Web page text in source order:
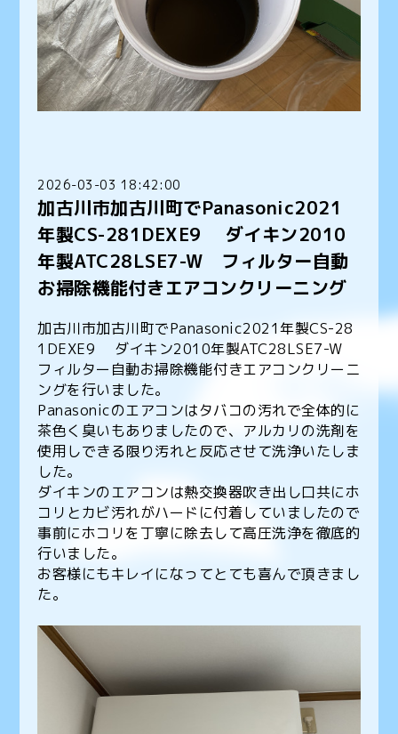
2026-03-03 18:42:00
加古川市加古川町でPanasonic2021
年製CS-281DEXE9 ダイキン2010
年製ATC28LSE7-W フィルター自動
お掃除機能付きエアコンクリーニング
加古川市加古川町でPanasonic2021年製CS-28
1DEXE9 ダイキン2010年製ATC28LSE7-W
フィルター自動お掃除機能付きエアコンクリーニ
ングを行いました。
Panasonicのエアコンはタバコの汚れで全体的に
茶色く臭いもありましたので、アルカリの洗剤を
使用しできる限り汚れと反応させて洗浄いたしま
した。
ダイキンのエアコンは熱交換器吹き出し口共にホ
コリとカビ汚れがハードに付着していましたので
事前にホコリを丁寧に除去して高圧洗浄を徹底的
行いました。
お客様にもキレイになってとても喜んで頂きまし
た。